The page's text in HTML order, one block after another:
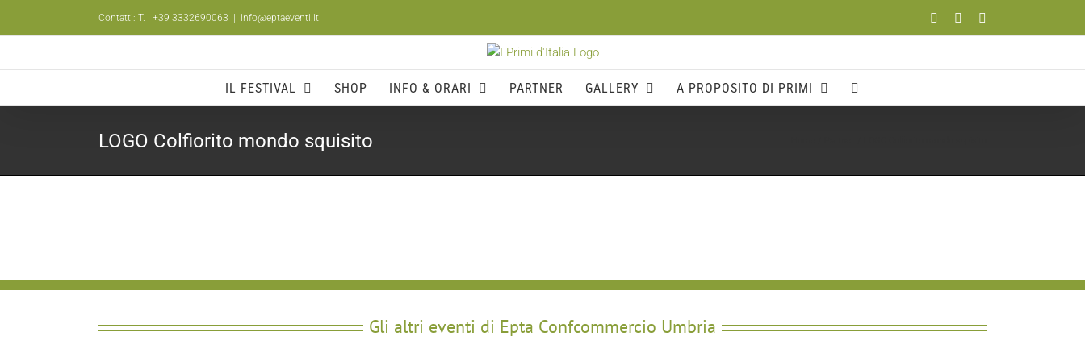
Contatti: T. | +39 3332690063 info@eptaeventi.it FacebookYouTube
IL FESTIVAL SHOP INFO & ORARI PARTNER GALLERY A PROPOSITO DI PRIMI
LOGO Colfiorito mondo squisito
Gli altri eventi di Epta Confcommercio Umbria